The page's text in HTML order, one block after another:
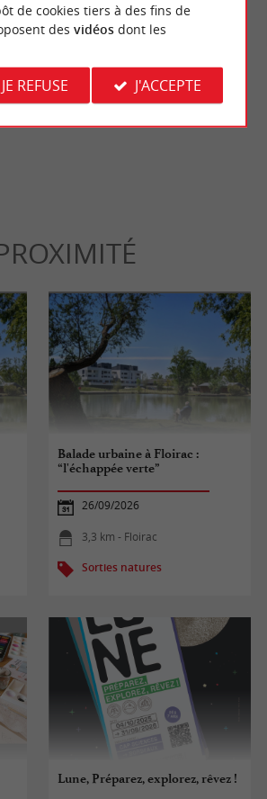
du Pont de Pierre à Bordeaux : Tout ce
pour vos déplacements de l'été 2026
Balade urbaine à Floirac :
“l'échappée verte”
26/09/2026
3,3 km - Floirac
Sorties natures
Lune, Préparez, explorez, rêvez !
de cookies tiers à des fins de
des vidéosdont les
JE REFUSE J'ACCEPTE